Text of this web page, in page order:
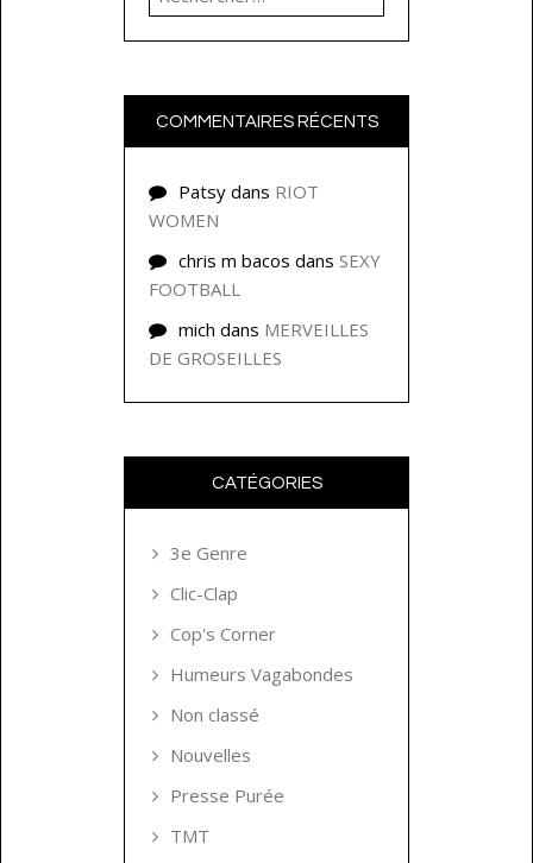
COMMENTAIRES RÉCENTS
Patsy dans RIOT
WOMEN
chris m bacos dans SEXY
FOOTBALL
mich dans MERVEILLES
DE GROSEILLES
CATÉGORIES
3e Genre
Clic-Clap
Cop's Corner
Humeurs Vagabondes
Non classé
Nouvelles
Presse Purée
TMT